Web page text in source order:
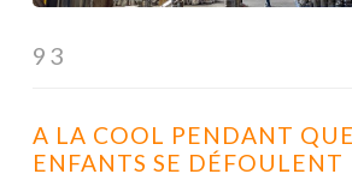
93
A LA COOL PENDANT
ENFANTS SE DÉFOULENT